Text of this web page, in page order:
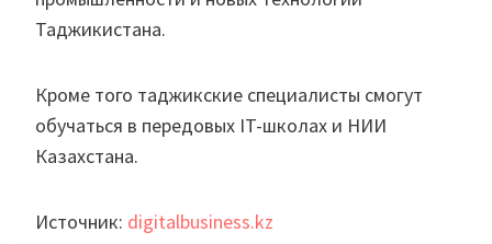
Таджикистана.
Кроме того таджикские специалисты смогут
обучаться в передовых IT-школах и НИИ
Казахстана.
Источник: digitalbusiness.kz